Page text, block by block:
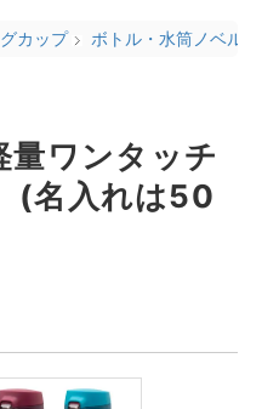
カップ ボトル・水筒ノベル
ワンタッチ
入れは50